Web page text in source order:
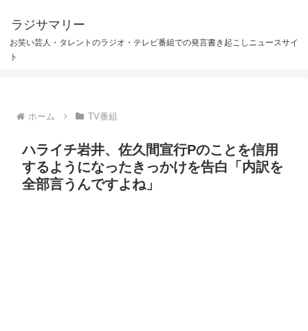
ラジサマリー
お笑い芸人・タレントのラジオ・テレビ番組での発言書き起こしニュースサイ
ト
ホーム TV番組
ハライチ岩井、佐久間宣行Pのことを信用
するようになったきっかけを告白「内訳を
全部言うんですよね」